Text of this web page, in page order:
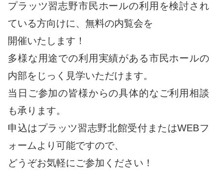
施設一覧 利用案内
全体 マップ アクセス
プラッツ習志野市民ホールの利用を検討され
ている方向けに、無料の内覧会を
開催いたします！
多様な用途での利用実績がある市民ホールの
内部をじっく見学いただけます。
当日ご参加の皆様からの具体的なご利用相談
も承ります。
申込はプラッツ習志野北館受付またはWEBフ
ォームより可能ですので、
どうぞお気軽にご参加ください！